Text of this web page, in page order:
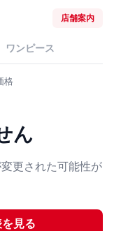
店舗案内
ワンピース
格
ん
更された可能性が
見る